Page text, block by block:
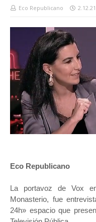
Eco Republicano 2.12.21
Eco Republicano
La portavoz de Vox
Monasterio, fue
24h» espacio que